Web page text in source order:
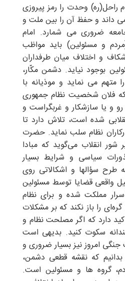
وحدت را رمز پیروزی
داند و حفظ آن را بین ملت و
ضروری می شمارد. امام
و مسئولین) باید مواظب
و اختلاف میان طرفداران
بوجود نیاید. دشمن مکّار،
می نماید و موذیانه با
فلان شخصیت نظام جمهورى
رو و یا سازشکار و غربگراست و
شده‏ است، تلاش دارد تا
نظام سلب نماید. حضرت
شور انقلاب مى‌‏گوید که مبادا
سیاسى و شرایط بسیار
سؤالها و اشکالاتى روى
واقعى قضایا توسط مسئولین
مملکت شده و براى نظام
را باز نکند که بر مشکلات
دارد که اگر مصلحت نظام و
سکوت کنید. بدیهی است
امروز نیز بسیار ضروری و
که نقشه قطعی دشمن،
گروه ها و مسئولین است.